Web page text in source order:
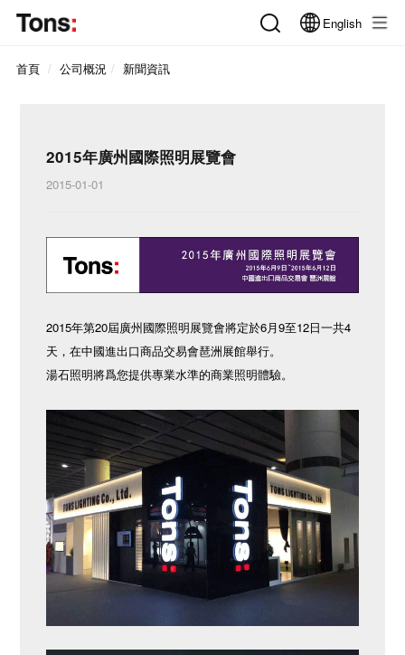
English
首頁 公司概況 新聞資訊
2015年廣州國際照明展覽會
2015-01-01
2015年第20屆廣州國際照明展覽會將定於6月9至12日一共4
天，在中國進出口商品交易會琶洲展館舉行。
湯石照明將爲您提供專業水準的商業照明體驗。